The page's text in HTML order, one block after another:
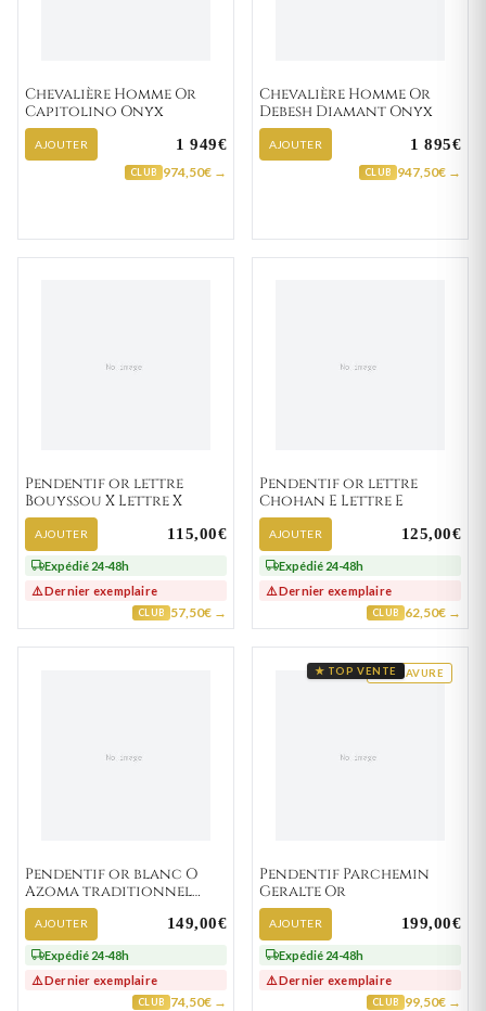
Chevalière Homme Or
Capitolino Onyx
AJOUTER 1 949€
CLUB 974,50€ →
Chevalière Homme Or
Debesh Diamant Onyx
AJOUTER 1 895€
CLUB 947,50€ →
Pendentif or lettre
Bouyssou X Lettre X
AJOUTER 115,00€
Expédié 24-48h
⚠️ Dernier exemplaire
CLUB 57,50€ →
Pendentif or lettre
Chohan E Lettre E
AJOUTER 125,00€
Expédié 24-48h
⚠️ Dernier exemplaire
CLUB 62,50€ →
Pendentif or blanc O
Azoma traditionnel
Lettre O
AJOUTER 149,00€
Expédié 24-48h
⚠️ Dernier exemplaire
CLUB 74,50€ →
GRAVURE
★ TOP VENTE
Pendentif Parchemin
Geralte Or
AJOUTER 199,00€
Expédié 24-48h
⚠️ Dernier exemplaire
CLUB 99,50€ →